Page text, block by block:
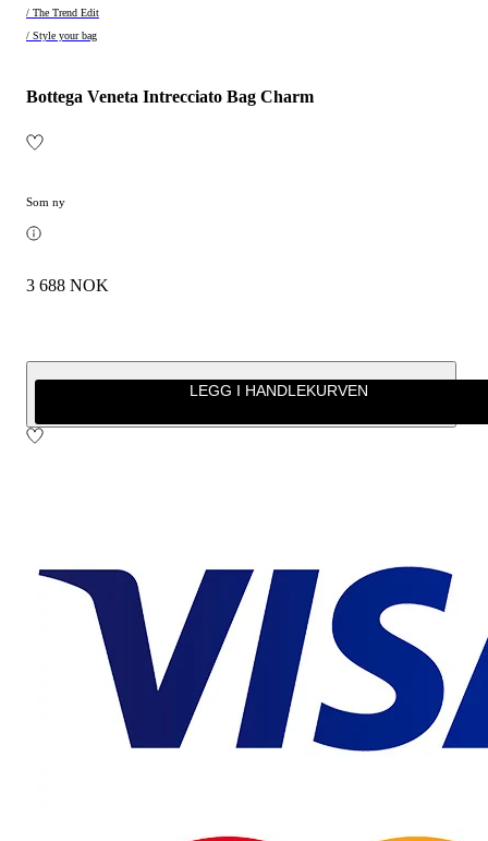
/ The Trend Edit
/ Style your bag
Bottega Veneta Intrecciato Bag Charm
Som ny
3 688 NOK
LEGG I HANDLEKURVEN